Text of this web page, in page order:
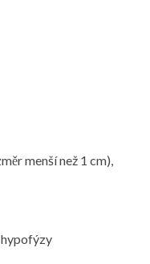
menší než 1 cm),